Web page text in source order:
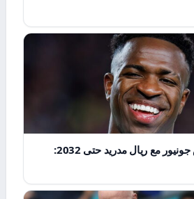
تجديد عقد فينيسيوس جونيور مع ريال مدريد حتى 2032: